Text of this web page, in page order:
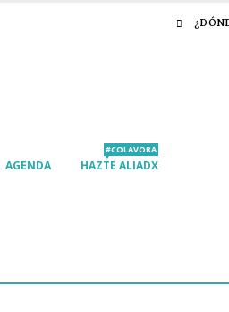
AGENDA HAZTE ALIADX
#COLAVORA